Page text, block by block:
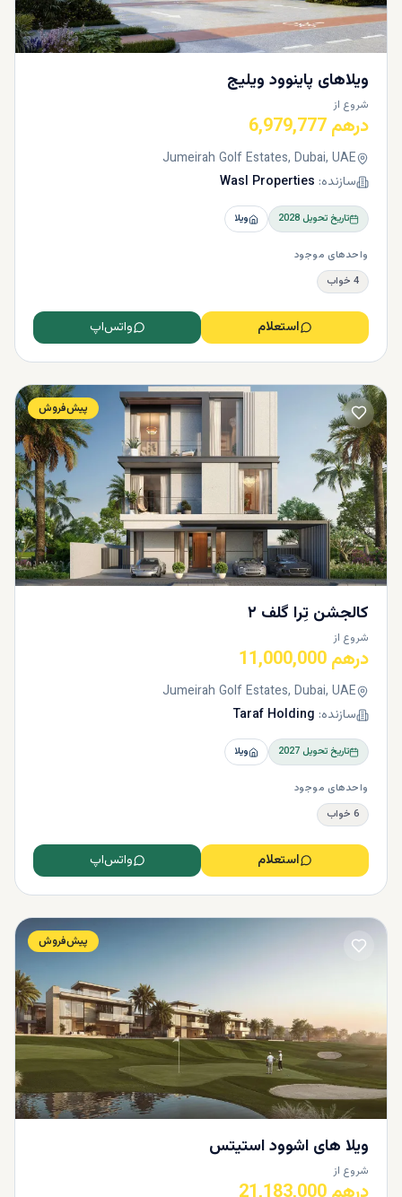
ویلاهای پاینوود ویلیج
شروع از
درهم 6,979,777
Jumeirah Golf Estates, Dubai, UAE
سازنده: Wasl Properties
تاریخ تحویل2028 ویلا
واحدهای موجود
4 خواب
استعلام واتس‌اپ
پیش‌فروش
کالجشن تِرا گلف ۲
شروع از
درهم 11,000,000
Jumeirah Golf Estates, Dubai, UAE
سازنده: Taraf Holding
تاریخ تحویل2027 ویلا
واحدهای موجود
6 خواب
استعلام واتس‌اپ
پیش‌فروش
ویلا های اشوود استیتس
شروع از